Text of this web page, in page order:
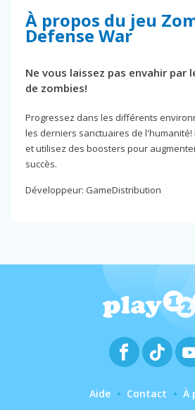
À propos du jeu
Defense War
Ne vous laissez pas envahir par
de zombies!
Progressez dans les différents
les derniers sanctuaires de l'humanité!
et utilisez des boosters pour
succès.
Développeur: GameDistribution
Aide Contact À